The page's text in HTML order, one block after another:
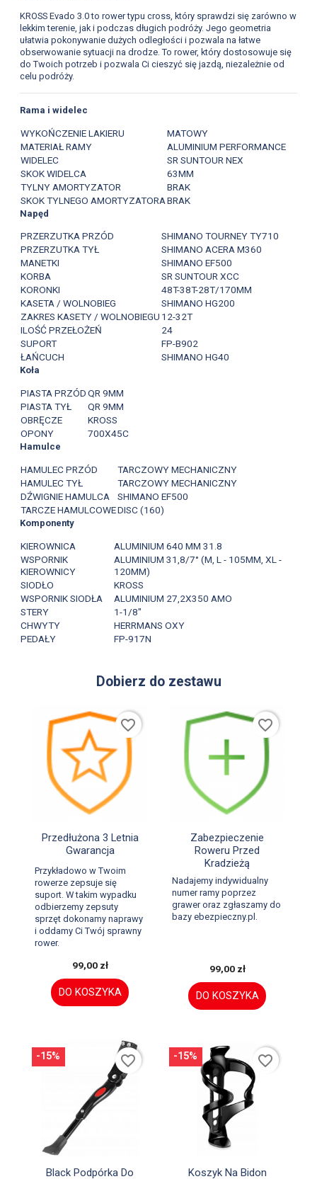
KROSS Evado 3.0 to rower typu cross, który sprawdzi się zarówno w
lekkim terenie, jak i podczas długich podróży. Jego geometria
ułatwia pokonywanie dużych odległości i pozwala na łatwe
obserwowanie sytuacji na drodze. To rower, który dostosowuje się
do Twoich potrzeb i pozwala Ci cieszyć się jazdą, niezależnie od
celu podróży.
Rama i widelec
WYKOŃCZENIE LAKIERU
MATOWY
MATERIAŁ RAMY
ALUMINIUM PERFORMANCE
WIDELEC
SR SUNTOUR NEX
SKOK WIDELCA
63MM
TYLNY AMORTYZATOR
BRAK
SKOK TYLNEGO AMORTYZATORABRAK
Napęd
PRZERZUTKA PRZÓD
SHIMANO TOURNEY TY710
PRZERZUTKA TYŁ
SHIMANO ACERA M360
MANETKI
SHIMANO EF500
KORBA
SR SUNTOUR XCC
KORONKI
48T-38T-28T/170MM
KASETA / WOLNOBIEG
SHIMANO HG200
ZAKRES KASETY / WOLNOBIEGU 12-32T
ILOŚĆ PRZEŁOŻEŃ
24
SUPORT
FP-B902
ŁAŃCUCH
SHIMANO HG40
Koła
PIASTA PRZÓDQR 9MM
PIASTA TYŁ
QR 9MM
OBRĘCZE
KROSS
OPONY
700X45C
Hamulce
HAMULEC PRZÓD
TARCZOWY MECHANICZNY
HAMULEC TYŁ
TARCZOWY MECHANICZNY
DŹWIGNIE HAMULCA
SHIMANO EF500
TARCZE HAMULCOWEDISC (160)
Komponenty
KIEROWNICA
ALUMINIUM 640 MM 31.8
WSPORNIK
KIEROWNICY
ALUMINIUM 31,8/7° (M, L - 105MM, XL -
120MM)
SIODŁO
KROSS
WSPORNIK SIODŁA
ALUMINIUM 27,2X350 AMO
STERY
1-1/8"
CHWYTY
HERRMANS OXY
PEDAŁY
FP-917N
Dobierz do zestawu
Szybki podgląd
Przedłużona 3 Letnia
Gwarancja
Przykładowo w Twoim
rowerze zepsuje się
suport. W takim wypadku
odbierzemy zepsuty
sprzęt dokonamy naprawy
i oddamy Ci Twój sprawny
rower.
99,00 zł
DO KOSZYKA
favorite_border
Szybki podgląd
Zabezpieczenie
Roweru Przed
Kradzieżą
Nadajemy indywidualny
numer ramy poprzez
grawer oraz zgłaszamy do
bazy ebezpieczny.pl.
99,00 zł
DO KOSZYKA
favorite_border
Szybki podgląd
Black Podpórka Do
-15% favorite_border
Szybki podgląd
Koszyk Na Bidon
-15% favorite_border